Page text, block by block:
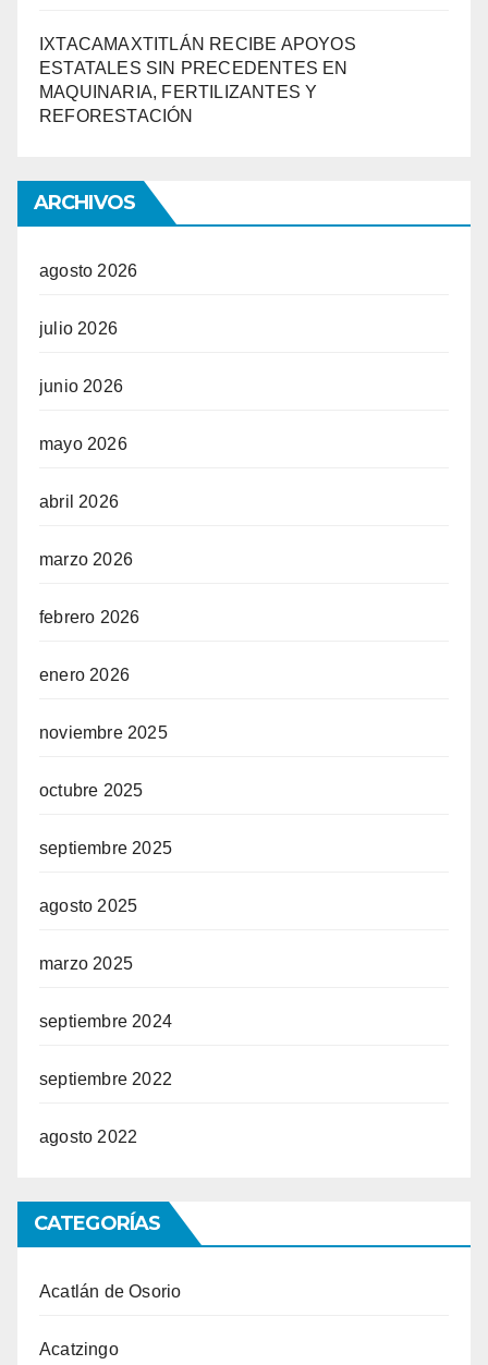
IXTACAMAXTITLÁN RECIBE APOYOS
ESTATALES SIN PRECEDENTES EN
MAQUINARIA, FERTILIZANTES Y
REFORESTACIÓN
ARCHIVOS
agosto 2026
julio 2026
junio 2026
mayo 2026
abril 2026
marzo 2026
febrero 2026
enero 2026
noviembre 2025
octubre 2025
septiembre 2025
agosto 2025
marzo 2025
septiembre 2024
septiembre 2022
agosto 2022
CATEGORÍAS
Acatlán de Osorio
Acatzingo